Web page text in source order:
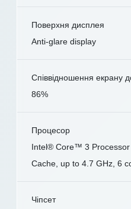
Поверхня дисплея
Anti-glare display
Співвідношення екрану
86%
Процесор
Intel® Core™ 3
Cache, up to 4.7 GHz, 6
Чіпсет